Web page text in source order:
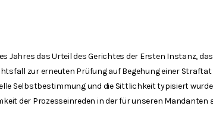
Jahres das Urteil des Gerichtes der Ersten Instanz,
zur erneuten Prüfung auf Begehung einer
Selbstbestimmung und die Sittlichkeit typisiert
der Prozesseinreden in der für unseren